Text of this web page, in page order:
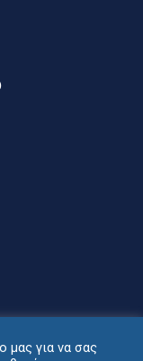
μας για να σας